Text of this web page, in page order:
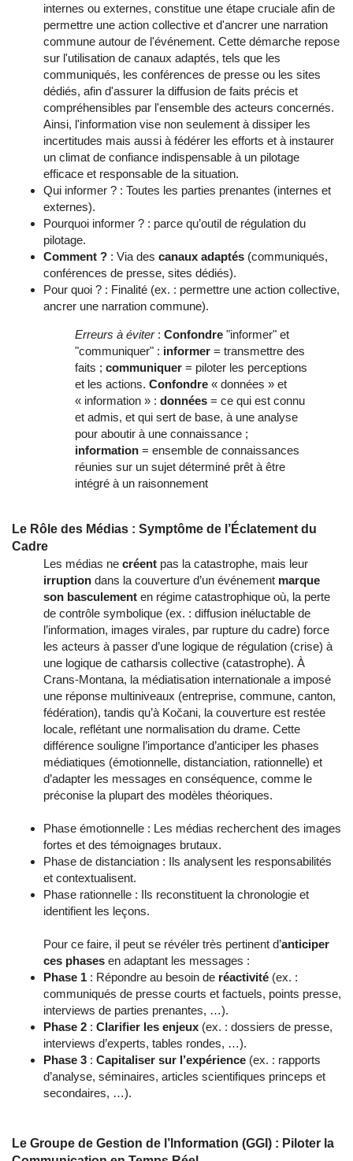
internes ou externes, constitue une étape cruciale afin de
permettre une action collective et d'ancrer une narration
commune autour de l'événement. Cette démarche repose
sur l'utilisation de canaux adaptés, tels que les
communiqués, les conférences de presse ou les sites
dédiés, afin d'assurer la diffusion de faits précis et
compréhensibles par l'ensemble des acteurs concernés.
Ainsi, l'information vise non seulement à dissiper les
incertitudes mais aussi à fédérer les efforts et à instaurer
un climat de confiance indispensable à un pilotage
efficace et responsable de la situation.
Qui informer ? : Toutes les parties prenantes (internes et
externes).
Pourquoi informer ? : parce qu’outil de régulation du
pilotage.
Comment ? : Via des canaux adaptés (communiqués,
conférences de presse, sites dédiés).
Pour quoi ? : Finalité (ex. : permettre une action collective,
ancrer une narration commune).
Erreurs à éviter: Confondre "informer" et
"communiquer" : informer = transmettre des
faits ; communiquer = piloter les perceptions
et les actions. Confondre « données » et
« information » : données = ce qui est connu
et admis, et qui sert de base, à une analyse
pour aboutir à une connaissance ;
information = ensemble de connaissances
réunies sur un sujet déterminé prêt à être
intégré à un raisonnement
Le Rôle des Médias : Symptôme de l’Éclatement du
Cadre
Les médias ne créent pas la catastrophe, mais leur
irruption dans la couverture d’un événement marque
son basculement en régime catastrophique où, la perte
de contrôle symbolique (ex. : diffusion inéluctable de
l’information, images virales, par rupture du cadre) force
les acteurs à passer d’une logique de régulation (crise) à
une logique de catharsis collective (catastrophe). À
Crans-Montana, la médiatisation internationale a imposé
une réponse multiniveaux (entreprise, commune, canton,
fédération), tandis qu’à Kočani, la couverture est restée
locale, reflétant une normalisation du drame. Cette
différence souligne l’importance d’anticiper les phases
médiatiques (émotionnelle, distanciation, rationnelle) et
d’adapter les messages en conséquence, comme le
préconise la plupart des modèles théoriques.
Phase émotionnelle : Les médias recherchent des images
fortes et des témoignages brutaux.
Phase de distanciation : Ils analysent les responsabilités
et contextualisent.
Phase rationnelle : Ils reconstituent la chronologie et
identifient les leçons.
Pour ce faire, il peut se révéler très pertinent d’anticiper
ces phases en adaptant les messages :
Phase 1 : Répondre au besoin de réactivité (ex. :
communiqués de presse courts et factuels, points presse,
interviews de parties prenantes, …).
Phase 2 : Clarifier les enjeux (ex. : dossiers de presse,
interviews d’experts, tables rondes, …).
Phase 3 : Capitaliser sur l’expérience (ex. : rapports
d’analyse, séminaires, articles scientifiques princeps et
secondaires, …).
Le Groupe de Gestion de l’Information (GGI) : Piloter la